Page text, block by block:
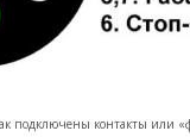
подключены контакты или